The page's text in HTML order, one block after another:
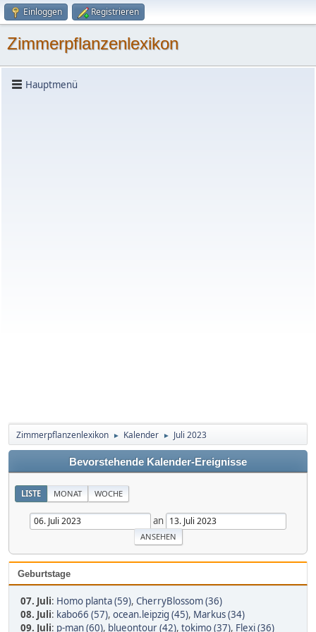
Einloggen Registrieren
Zimmerpflanzenlexikon
Hauptmenü
Zimmerpflanzenlexikon ► Kalender ► Juli 2023
Bevorstehende Kalender-Ereignisse
LISTE MONAT WOCHE
an
Geburtstage
07. Juli: Homo planta (59), CherryBlossom (36)
08. Juli: kabo66 (57), ocean.leipzig (45), Markus (34)
09. Juli: p-man (60), blueontour (42), tokimo (37), Flexi (36)